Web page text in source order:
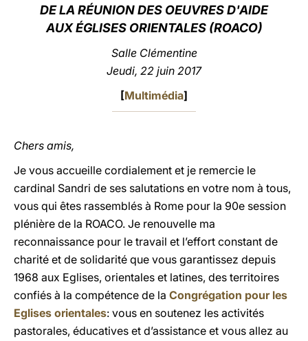
DE LA RÉUNION DES OEUVRES D'AIDE
AUX ÉGLISES ORIENTALES (ROACO)
Salle Clémentine
Jeudi, 22 juin 2017
[Multimédia]
Chers amis,
Je vous accueille cordialement et je remercie le
cardinal Sandri de ses salutations en votre nom à tous,
vous qui êtes rassemblés à Rome pour la 90e session
plénière de la ROACO. Je renouvelle ma
reconnaissance pour le travail et l’effort constant de
charité et de solidarité que vous garantissez depuis
1968 aux Eglises, orientales et latines, des territoires
confiés à la compétence de la Congrégation pour les
Eglises orientales: vous en soutenez les activités
pastorales, éducatives et d’assistance et vous allez au